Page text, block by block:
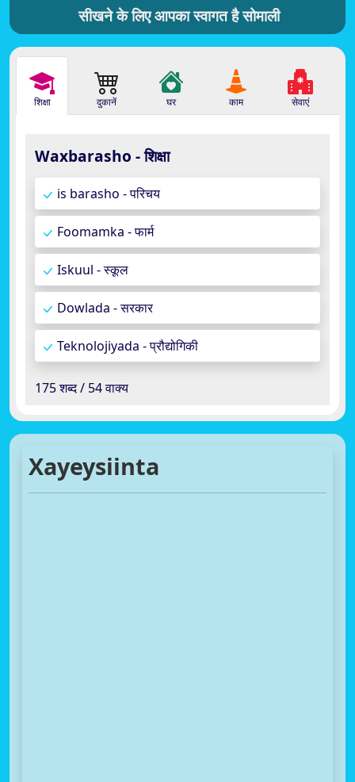
सीखने के लिए आपका स्वागत है सोमाली
शिक्षा दुकानें घर काम सेवाएं
Waxbarasho - शिक्षा
is barasho - परिचय
Foomamka - फार्म
Iskuul - स्कूल
Dowlada - सरकार
Teknolojiyada - प्रौद्योगिकी
175 शब्द / 54 वाक्य
Xayeysiinta